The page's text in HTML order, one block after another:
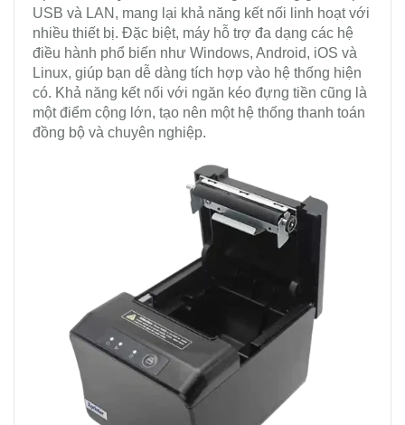
USB và LAN, mang lại khả năng kết nối linh hoạt với
nhiều thiết bị. Đặc biệt, máy hỗ trợ đa dạng các hệ
điều hành phổ biến như Windows, Android, iOS và
Linux, giúp bạn dễ dàng tích hợp vào hệ thống hiện
có. Khả năng kết nối với ngăn kéo đựng tiền cũng là
một điểm cộng lớn, tạo nên một hệ thống thanh toán
đồng bộ và chuyên nghiệp.